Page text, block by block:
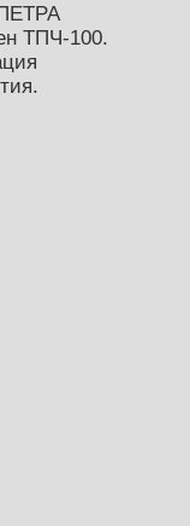
ТПЧ-100.